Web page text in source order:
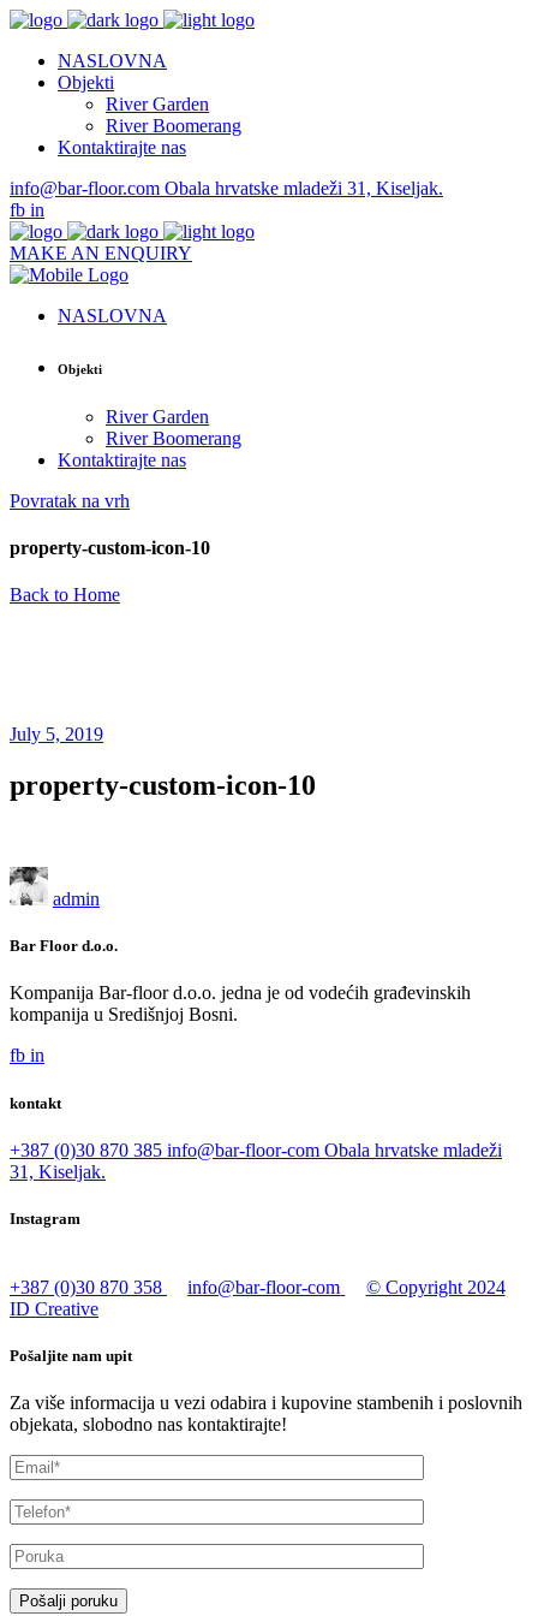
NASLOVNA
Objekti
River Garden
River Boomerang
Kontaktirajte nas
info@bar-floor.com Obala hrvatske mladeži 31, Kiseljak.
fb in
MAKE AN ENQUIRY
NASLOVNA
Objekti
River Garden
River Boomerang
Kontaktirajte nas
Povratak na vrh
property-custom-icon-10
Back to Home
July 5, 2019
property-custom-icon-10
admin
Bar Floor d.o.o.
Kompanija Bar-floor d.o.o. jedna je od vodećih građevinskih
kompanija u Središnjoj Bosni.
fb in
kontakt
+387 (0)30 870 385 info@bar-floor-com Obala hrvatske mladeži
31, Kiseljak.
Instagram
+387 (0)30 870 358 info@bar-floor-com
© Copyright 2024
ID Creative
Pošaljite nam upit
Za više informacija u vezi odabira i kupovine stambenih i poslovnih
objekata, slobodno nas kontaktirajte!
Pošalji poruku